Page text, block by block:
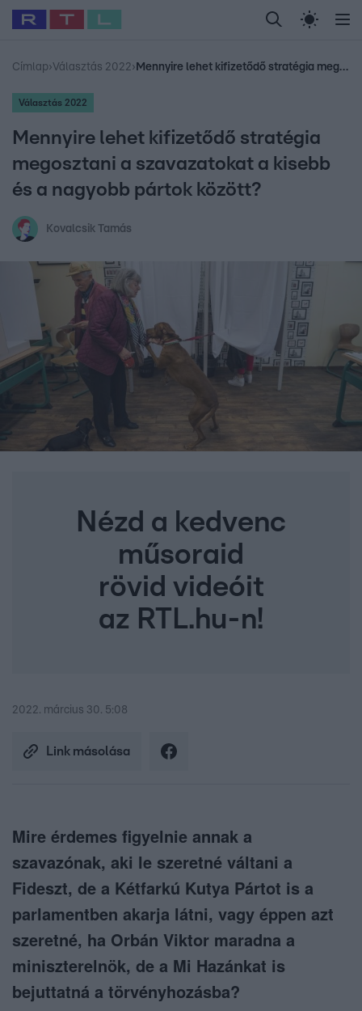
Legfrissebb RTL Híradó Randi Celeb vagyok,
Babits Marcella Most Wanted Gallusz
Címlap›Választás 2022› Mennyire lehet kifizetődő stratégia megosztani a szavazatokat a kisebb és a nagyobb pártok között?
Választás 2022
Mennyire lehet kifizetődő stratégia
megosztani a szavazatokat a kisebb
és a nagyobb pártok között?
Kovalcsik Tamás
Nézd a kedvenc
műsoraid
rövid videóit
az RTL.hu-n!
2022. március 30. 5:08
Link másolása
Mire érdemes figyelnie annak a
szavazónak, aki le szeretné váltani a
Fideszt, de a Kétfarkú Kutya Pártot is a
parlamentben akarja látni, vagy éppen azt
szeretné, ha Orbán Viktor maradna a
miniszterelnök, de a Mi Hazánkat is
bejuttatná a törvényhozásba?